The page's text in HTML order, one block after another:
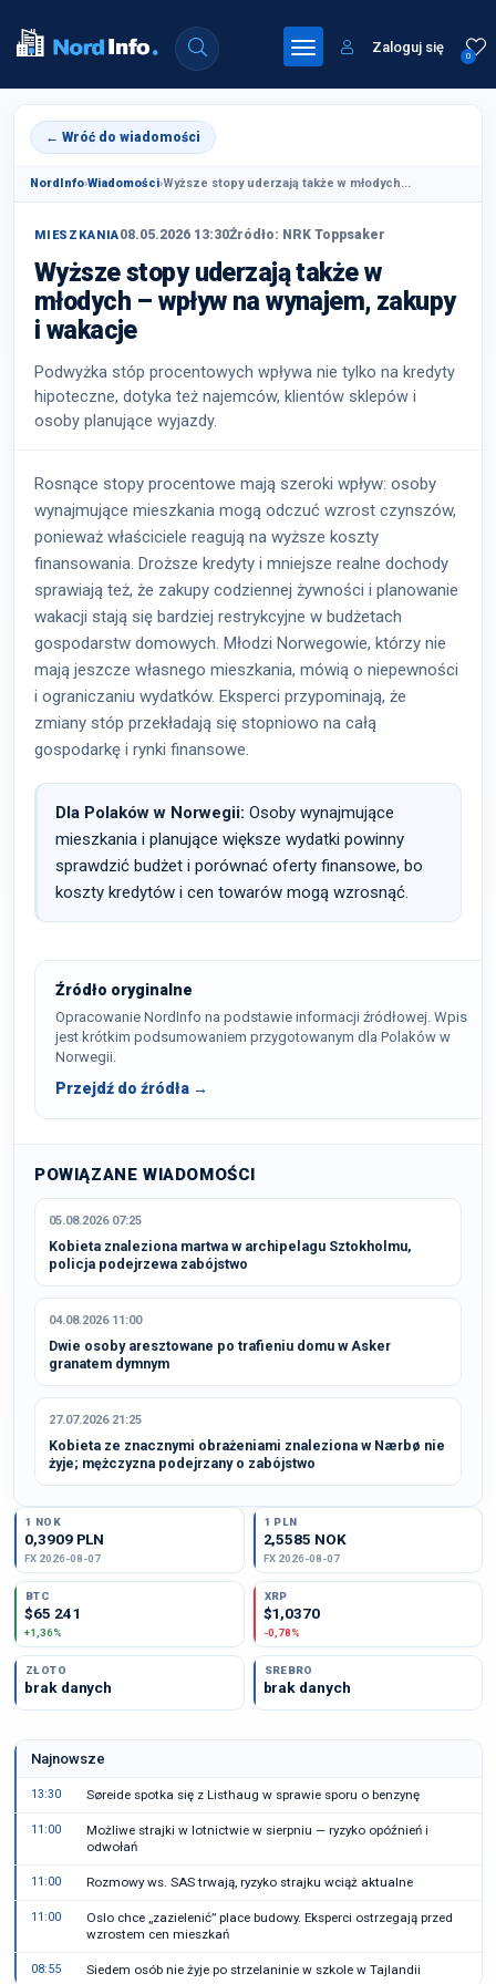
0
Zaloguj się
← Wróć do wiadomości
NordInfo›Wiadomości›Wyższe stopy uderzają także w młodych...
MIESZKANIA08.05.2026 13:30Źródło: NRK Toppsaker
Wyższe stopy uderzają także w
młodych – wpływ na wynajem, zakupy
i wakacje
Podwyżka stóp procentowych wpływa nie tylko na kredyty
hipoteczne, dotyka też najemców, klientów sklepów i
osoby planujące wyjazdy.
Rosnące stopy procentowe mają szeroki wpływ: osoby
wynajmujące mieszkania mogą odczuć wzrost czynszów,
ponieważ właściciele reagują na wyższe koszty
finansowania. Droższe kredyty i mniejsze realne dochody
sprawiają też, że zakupy codziennej żywności i planowanie
wakacji stają się bardziej restrykcyjne w budżetach
gospodarstw domowych. Młodzi Norwegowie, którzy nie
mają jeszcze własnego mieszkania, mówią o niepewności
i ograniczaniu wydatków. Eksperci przypominają, że
zmiany stóp przekładają się stopniowo na całą
gospodarkę i rynki finansowe.
Dla Polaków w Norwegii: Osoby wynajmujące
mieszkania i planujące większe wydatki powinny
sprawdzić budżet i porównać oferty finansowe, bo
koszty kredytów i cen towarów mogą wzrosnąć.
Źródło oryginalne
Opracowanie NordInfo na podstawie informacji źródłowej. Wpis
jest krótkim podsumowaniem przygotowanym dla Polaków w
Norwegii.
Przejdź do źródła →
POWIĄZANE WIADOMOŚCI
05.08.2026 07:25
Kobieta znaleziona martwa w archipelagu Sztokholmu,
policja podejrzewa zabójstwo
04.08.2026 11:00
Dwie osoby aresztowane po trafieniu domu w Asker
granatem dymnym
27.07.2026 21:25
Kobieta ze znacznymi obrażeniami znaleziona w Nærbø nie
żyje; mężczyzna podejrzany o zabójstwo
1 NOK
0,3909 PLN
FX 2026-08-07
1 PLN
2,5585 NOK
FX 2026-08-07
BTC
$65 241
+1,36%
XRP
$1,0370
-0,78%
ZŁOTO
brak danych
SREBRO
brak danych
Najnowsze
13:30 Søreide spotka się z Listhaug w sprawie sporu o benzynę
11:00
Możliwe strajki w lotnictwie w sierpniu — ryzyko opóźnień i
odwołań
11:00 Rozmowy ws. SAS trwają, ryzyko strajku wciąż aktualne
11:00
Oslo chce „zazielenić” place budowy. Eksperci ostrzegają przed
wzrostem cen mieszkań
08:55 Siedem osób nie żyje po strzelaninie w szkole w Tajlandii